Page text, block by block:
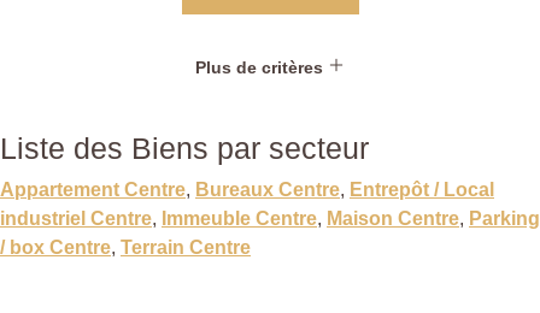
Plus de critères
Liste des Biens par secteur
Appartement Centre, Bureaux Centre, Entrepôt / Local
industriel Centre, Immeuble Centre, Maison Centre, Parking
/ box Centre, Terrain Centre